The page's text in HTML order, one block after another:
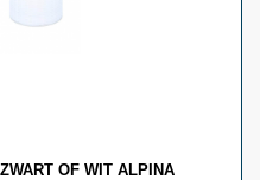
OF WIT ALPINA